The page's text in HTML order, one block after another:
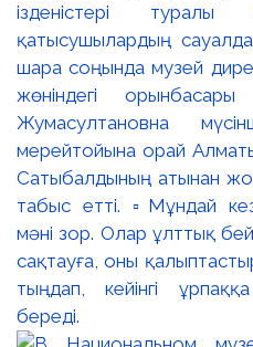
ізденістері туралы
қатысушылардың
шара соңында музей
жөніндегі
Жумасултановна
мерейтойына орай
Сатыбалдының атынан
табыс етті. ▫️Мұндай
мәні зор. Олар ұлттық
сақтауға, оны
тыңдап, кейінгі
береді.